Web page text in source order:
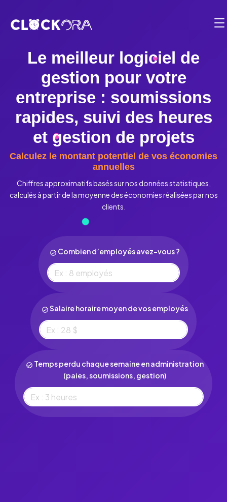
Fonctionnalités
Feuilles de temps
Planification & projets
Facturation & paiements
Gestion des clients & rendez-vous
Pointage mobile et Kiosk
Suivi des coûts et budgets
Solution
PAR CAS D’UTILISATION :
Gestion de temps
Gestion d’opération
Intégration d’employés
Conformité
Gestion de localisation
Agenda électronique
Logiciel de répartition
Construction
Ménage et nettoyage
Restauration
Services sur terrain
Soin à domicile
Fabrication
Vente au détail
PAR DÉPARTEMENT :
Partenaire
Contact
Connexion
Commencer gratuitement
Le meilleur logiciel de
gestion pour votre
entreprise : soumissions
rapides, suivi des heures
et gestion de projets
Calculez le montant potentiel de vos économies
annuelles
Chiffres approximatifs basés sur nos données statistiques,
calculés à partir de la moyenne des économies réalisées par nos
clients.
Combien d’employés avez-vous ?
Salaire horaire moyen de vos employés
Temps perdu chaque semaine en administration
(paies, soumissions, gestion)